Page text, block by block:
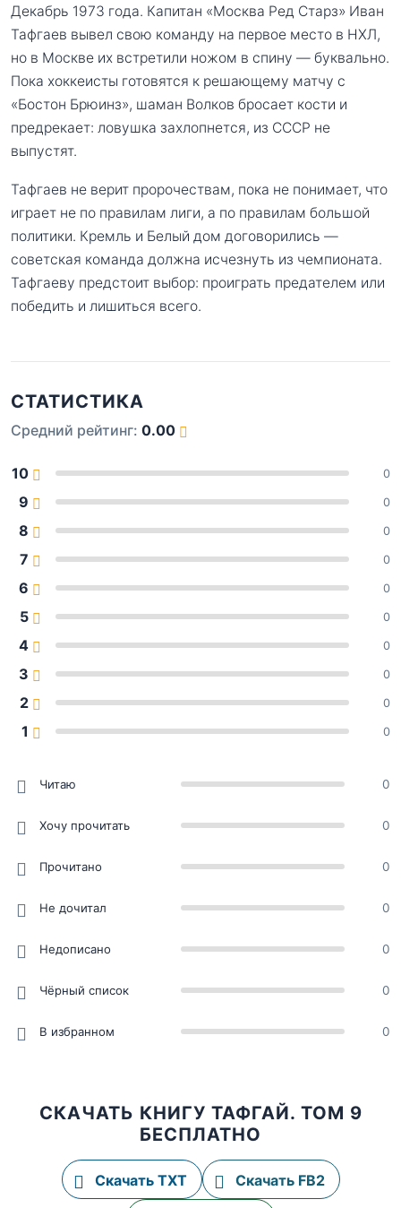
Декабрь 1973 года. Капитан «Москва Ред Старз» Иван
Тафгаев вывел свою команду на первое место в НХЛ,
но в Москве их встретили ножом в спину — буквально.
Пока хоккеисты готовятся к решающему матчу с
«Бостон Брюинз», шаман Волков бросает кости и
предрекает: ловушка захлопнется, из СССР не
выпустят.
Тафгаев не верит пророчествам, пока не понимает, что
играет не по правилам лиги, а по правилам большой
политики. Кремль и Белый дом договорились —
советская команда должна исчезнуть из чемпионата.
Тафгаеву предстоит выбор: проиграть предателем или
победить и лишиться всего.
СТАТИСТИКА
Средний рейтинг: 0.00
10 0
9 0
8 0
7 0
6 0
5 0
4 0
3 0
2 0
1 0
Читаю 0
Хочу прочитать 0
Прочитано 0
Не дочитал 0
Недописано 0
Чёрный список 0
В избранном 0
СКАЧАТЬ КНИГУ ТАФГАЙ. ТОМ 9
БЕСПЛАТНО
Скачать TXT Скачать FB2